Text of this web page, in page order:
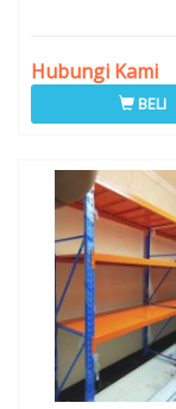
Hubungi Kami
BELI